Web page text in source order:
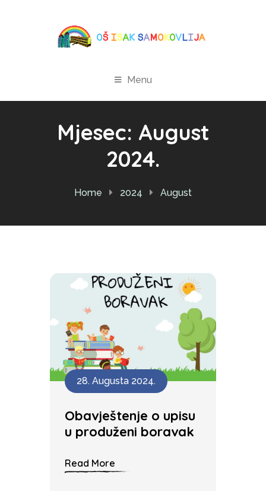
Menu
Mjesec: August
2024.
Home 2024 August
28. Augusta 2024.
Obavještenje o upisu
u produženi boravak
Read More